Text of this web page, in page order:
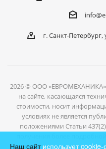
г. Санкт-Петербург,
2026 © ООО «ЕВРОМЕХАНИКА».
на сайте, касающаяся
стоимости, носит
условиях не является
положениями Статьи
условиях отгрузки товаров,
Наш сайт использует